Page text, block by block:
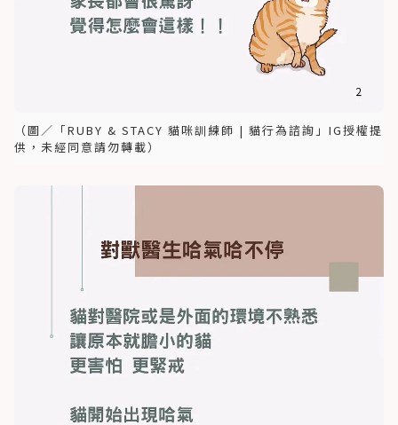
（圖／「RUBY & STACY 貓咪訓練師 | 貓行為諮詢」IG授權提
供，未經同意請勿轉載）